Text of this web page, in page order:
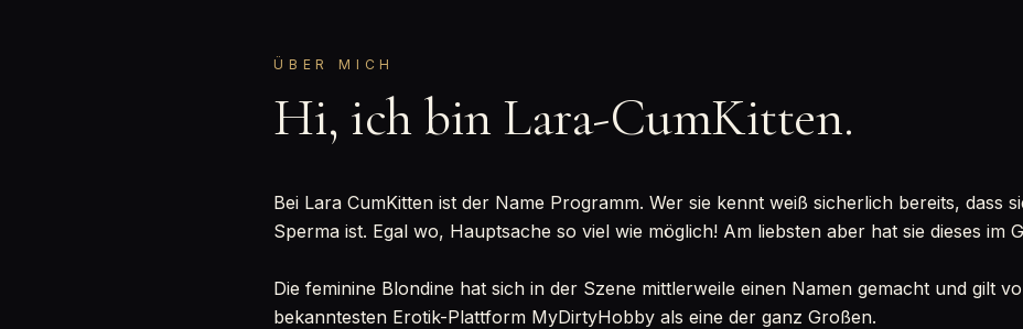
ÜBER MICH
Hi, ich bin Lara-CumKitten.
Bei Lara CumKitten ist der Name Programm. Wer sie kennt weiß sicherlich bereits, dass
Sperma ist. Egal wo, Hauptsache so viel wie möglich! Am liebsten aber hat sie dieses im
Die feminine Blondine hat sich in der Szene mittlerweile einen Namen gemacht und gilt
bekanntesten Erotik-Plattform MyDirtyHobby als eine der ganz Großen.